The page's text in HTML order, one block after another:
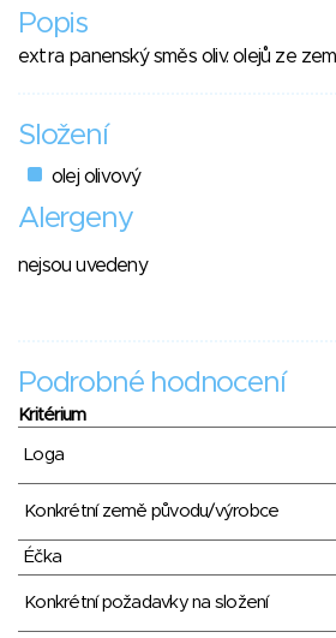
Popis
extra panenský směs oliv. olejů ze
Složení
olej olivový
Alergeny
nejsou uvedeny
Podrobné hodnocení
Kritérium
Loga
Konkrétní země původu/výrobce
Éčka
Konkrétní požadavky na složení